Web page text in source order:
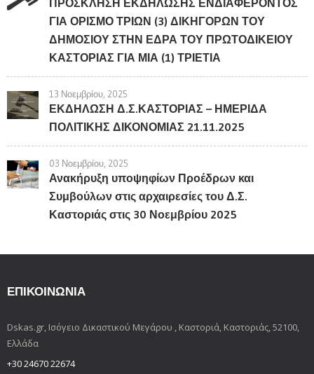
ΠΡΟΣΚΛΗΣΗ ΕΚΔΗΛΩΣΗΣ ΕΝΔΙΑΦΕΡΟΝΤΟΣ
ΓΙΑ ΟΡΙΣΜΟ ΤΡΙΩΝ (3) ΔΙΚΗΓΟΡΩΝ ΤΟΥ
ΔΗΜΟΣΙΟΥ ΣΤΗΝ ΕΔΡΑ ΤΟΥ ΠΡΩΤΟΔΙΚΕΙΟΥ
ΚΑΣΤΟΡΙΑΣ ΓΙΑ ΜΙΑ (1) ΤΡΙΕΤΙΑ
13 Νοεμβρίου, 2025
ΕΚΔΗΛΩΣΗ Δ.Σ.ΚΑΣΤΟΡΙΑΣ – ΗΜΕΡΙΔΑ
ΠΟΛΙΤΙΚΗΣ ΔΙΚΟΝΟΜΙΑΣ 21.11.2025
03 Νοεμβρίου, 2025
Ανακήρυξη υποψηφίων Προέδρων και
Συμβούλων στις αρχαιρεσίες του Δ.Σ.
Καστοριάς στις 30 Νοεμβρίου 2025
ΕΠΙΚΟΙΝΩΝΊΑ
Dskas.gr, Ισόγειο Δικαστικού Μεγάρου , Καστοριά, Καστοριάς, 52100,
Ελλάδα
+30 24670 22674